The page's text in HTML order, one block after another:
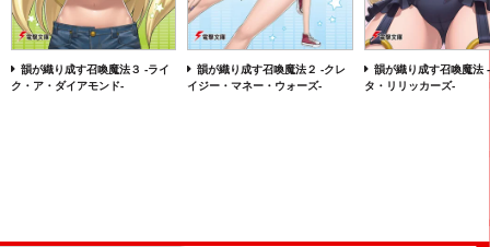
韻が織り成す召喚魔法３ ‐ライ
ク・ア・ダイアモンド‐
韻が織り成す召喚魔法２ ‐クレ
イジー・マネー・ウォーズ‐
韻が織り成す召喚魔法
タ・リリッカーズ‐